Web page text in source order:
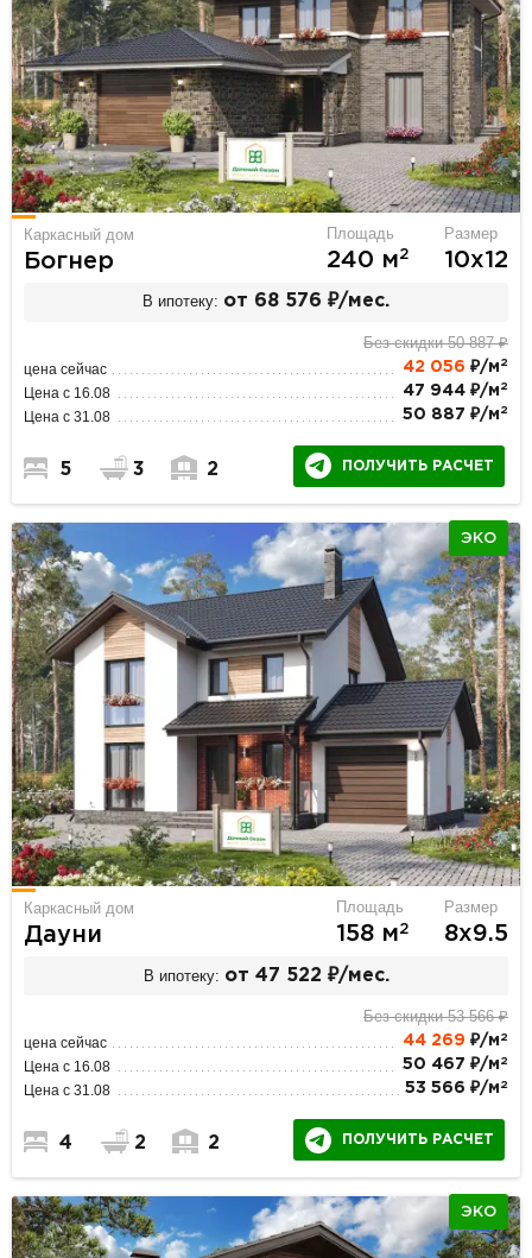
Каркасный дом
Богнер
Площадь
240 м2
Размер
10х12
В ипотеку: от 68 576 ₽/мес.
Без скидки 50 887 ₽
цена сейчас 42 056 ₽/м 2
Цена с 16.08 47 944 ₽/м 2
Цена с 31.08 50 887 ₽/м 2
5 3 2 ПОЛУЧИТЬ РАСЧЕТ
ЭКО
Каркасный дом
Дауни
Площадь
158 м2
Размер
8х9.5
В ипотеку: от 47 522 ₽/мес.
Без скидки 53 566 ₽
цена сейчас 44 269 ₽/м 2
Цена с 16.08 50 467 ₽/м 2
Цена с 31.08 53 566 ₽/м 2
4 2 2 ПОЛУЧИТЬ РАСЧЕТ
ЭКО